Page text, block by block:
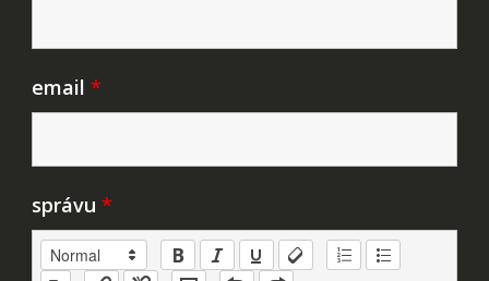
email *
správu *